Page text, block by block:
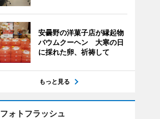
安曇野の洋菓子店が縁起物
バウムクーヘン 大寒の日
に採れた卵、祈祷して
もっと見る
フォトフラッシュ